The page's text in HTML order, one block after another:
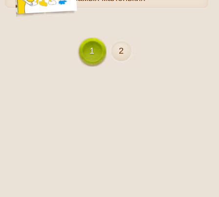
1 2